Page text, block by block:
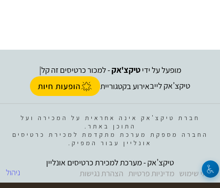
מופעל על ידיטיקצ'אק- למכור כרטיסים זה קל|
טיקצ'אק לייבאירוע בקטגוריית הופעות חיות
חברת טיקצ'אק אינה אחראית על המכירה ועל
התוכן באתר.
החברה מספקת מערכת מתקדמת למכירת כרטיסים
אונליין עבור המפיק.
ניהול
טיקצ'אק - מערכת למכירת כרטיסים אונליין
תנאי שימוש מדיניות פרטיות הצהרת נגישות